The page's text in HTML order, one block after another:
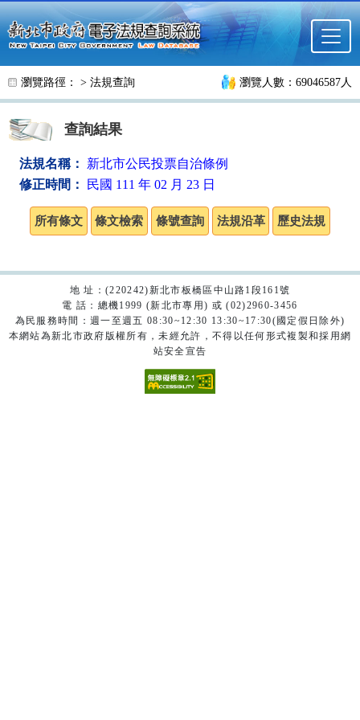
跳至主要內容
瀏覽路徑： > 法規查詢 瀏覽人數：69046587人
查詢結果
法規名稱：
新北市公民投票自治條例
修正時間：
民國 111 年 02 月 23 日
地 址：(220242)新北市板橋區中山路1段161號
電 話：總機1999 (新北市專用) 或 (02)2960-3456
為民服務時間：週一至週五 08:30~12:30 13:30~17:30(國定假日除外)
本網站為新北市政府版權所有，未經允許，不得以任何形式複製和採用網
站安全宣告